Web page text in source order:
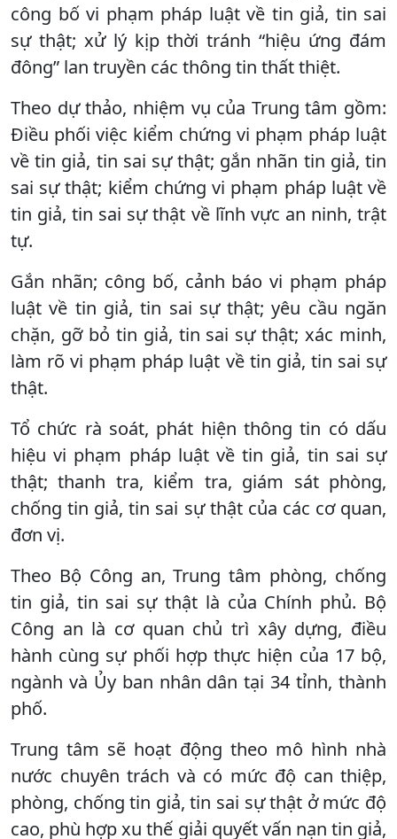
công bố vi phạm pháp luật về tin giả, tin sai
sự thật; xử lý kịp thời tránh “hiệu ứng đám
đông” lan truyền các thông tin thất thiệt.
Theo dự thảo, nhiệm vụ của Trung tâm gồm:
Điều phối việc kiểm chứng vi phạm pháp luật
về tin giả, tin sai sự thật; gắn nhãn tin giả, tin
sai sự thật; kiểm chứng vi phạm pháp luật về
tin giả, tin sai sự thật về lĩnh vực an ninh, trật
tự.
Gắn nhãn; công bố, cảnh báo vi phạm pháp
luật về tin giả, tin sai sự thật; yêu cầu ngăn
chặn, gỡ bỏ tin giả, tin sai sự thật; xác minh,
làm rõ vi phạm pháp luật về tin giả, tin sai sự
thật.
Tổ chức rà soát, phát hiện thông tin có dấu
hiệu vi phạm pháp luật về tin giả, tin sai sự
thật; thanh tra, kiểm tra, giám sát phòng,
chống tin giả, tin sai sự thật của các cơ quan,
đơn vị.
Theo Bộ Công an, Trung tâm phòng, chống
tin giả, tin sai sự thật là của Chính phủ. Bộ
Công an là cơ quan chủ trì xây dựng, điều
hành cùng sự phối hợp thực hiện của 17 bộ,
ngành và Ủy ban nhân dân tại 34 tỉnh, thành
phố.
Trung tâm sẽ hoạt động theo mô hình nhà
nước chuyên trách và có mức độ can thiệp,
phòng, chống tin giả, tin sai sự thật ở mức độ
cao, phù hợp xu thế giải quyết vấn nạn tin giả,